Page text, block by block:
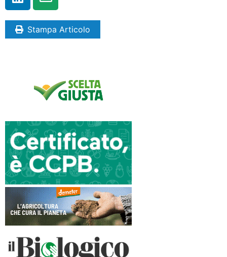
Stampa Articolo